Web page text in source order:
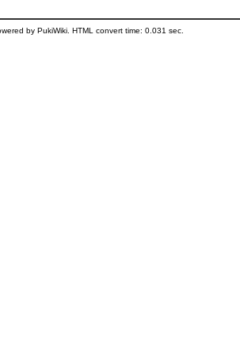
by PukiWiki. HTML convert time: 0.031 sec.